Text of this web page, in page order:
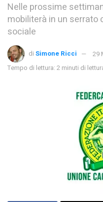
Nelle prossime
mobiliterà in un serrato
sociale
di Simone Ricci
29
Tempo di lettura: 2 minuti di